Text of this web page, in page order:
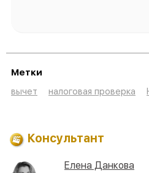
Метки
вычет
налоговая проверка
Консультант
Елена Данкова